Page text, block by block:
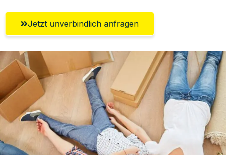
Jetzt unverbindlich anfragen